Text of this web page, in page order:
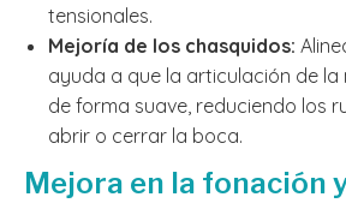
tensionales.
Mejoría de los chasquidos:
ayuda a que la articulación de
de forma suave, reduciendo los
abrir o cerrar la boca.
Mejora en la fonación